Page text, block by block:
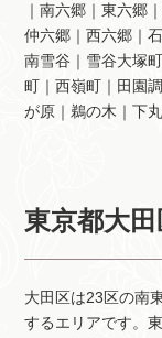
｜南六郷｜東六郷
仲六郷｜西六郷｜
南雪谷｜雪谷大塚
町｜西嶺町｜田園
が原｜鵜の木｜下
東京都大
大田区は23区の南
するエリアです。